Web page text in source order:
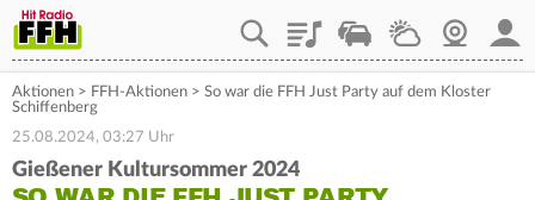
PlaylistStaupilotWetterWebcam
Aktionen > FFH-Aktionen > So war die FFH Just Party auf dem Kloster
Schiffenberg
25.08.2024, 03:27 Uhr
Gießener Kultursommer 2024